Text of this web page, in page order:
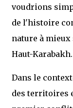
voudrions
de l'histoire
nature à
Haut-Karabakh.
Dans le
des territoires